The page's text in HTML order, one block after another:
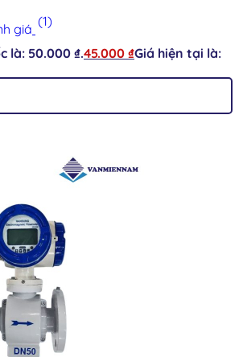
giá (1)
là: 50.000 ₫.45.000 ₫Giá hiện tại là: